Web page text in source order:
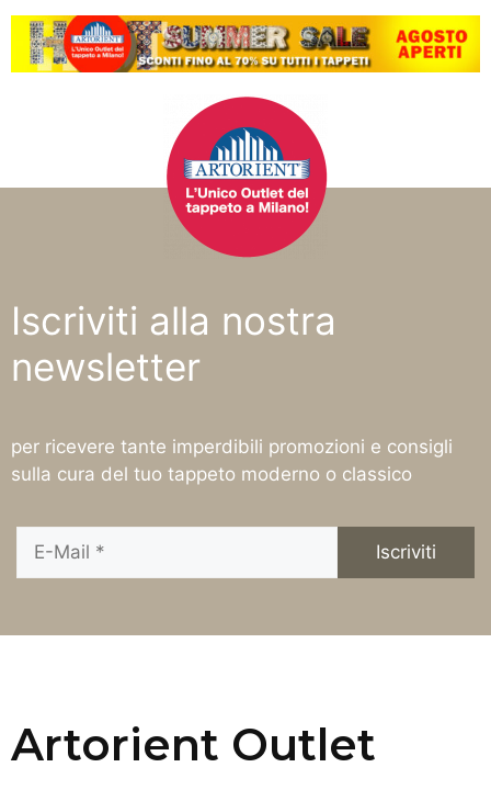
Iscriviti alla nostra
newsletter
per ricevere tante imperdibili promozioni e consigli
sulla cura del tuo tappeto moderno o classico
Artorient Outlet